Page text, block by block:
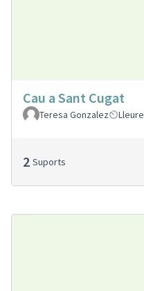
Cau a Sant Cugat
Teresa Gonzalez Lleure
2 Suports